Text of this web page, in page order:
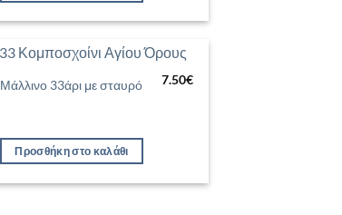
Μάλλινο 33άρι με σταυρό 7.50€
Προσθήκη στο καλάθι